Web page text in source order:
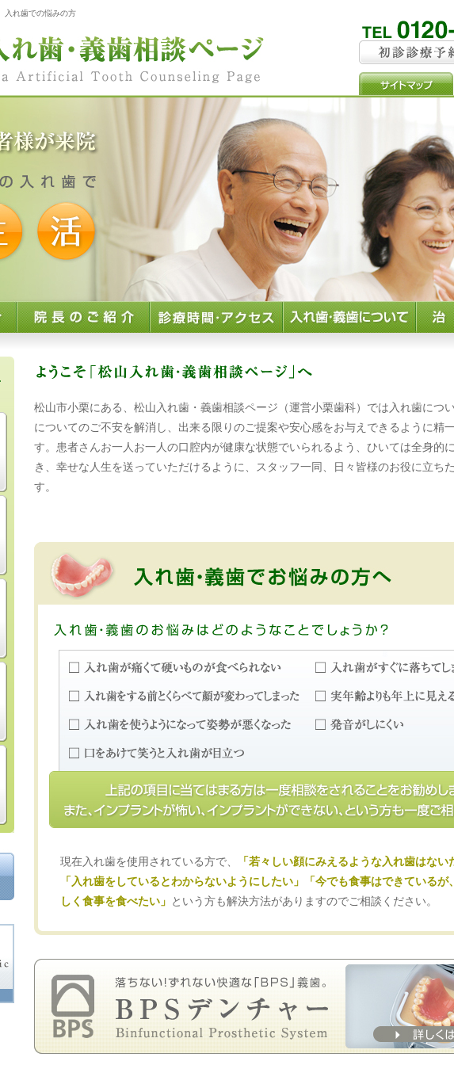
入れ歯での悩みの方
松山市小栗にある、松山入れ歯・義歯相談ページ（運営小栗歯科）では入れ歯につ
についてのご不安を解消し、出来る限りのご提案や安心感をお与えできるように精
す。患者さんお一人お一人の口腔内が健康な状態でいられるよう、ひいては全身的
き、幸せな人生を送っていただけるように、スタッフ一同、日々皆様のお役に立ち
す。
現在入れ歯を使用されている方で、
「若々しい顔にみえるような入れ歯はない
「入れ歯をしているとわからないようにしたい」
「今でも食事はできているが
しく食事を食べたい」 という方も解決方法がありますのでご相談ください。